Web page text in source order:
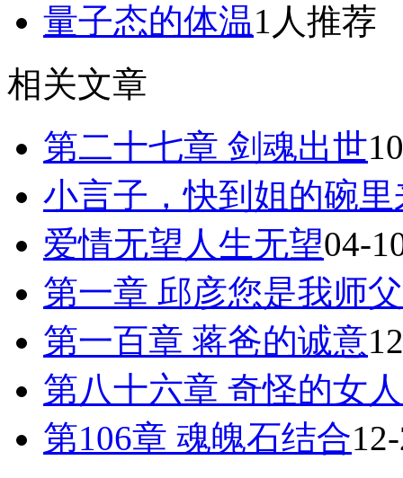
量子态的体温​1人推荐
相关文章
第二十七章 剑魂出世
小言子，快到姐的碗里
爱情无望人生无望04-
第一章 邱彦您是我师父
第一百章 蒋爸的诚意
第八十六章 奇怪的女人
第106章 魂魄石结合